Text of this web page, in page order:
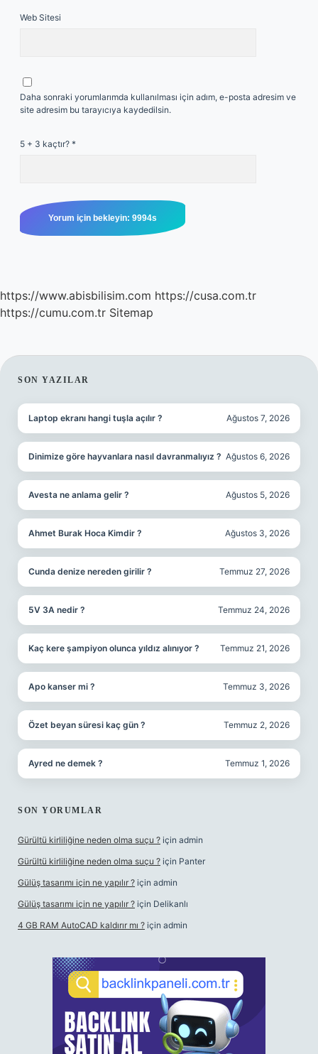
Web Sitesi
Daha sonraki yorumlarımda kullanılması için adım, e-posta adresim ve
site adresim bu tarayıcıya kaydedilsin.
5 + 3 kaçtır? *
https://www.abisbilisim.com https://cusa.com.tr
https://cumu.com.tr Sitemap
SIDEBAR
SON YAZILAR
Laptop ekranı hangi tuşla açılır ? Ağustos 7, 2026
Dinimize göre hayvanlara nasıl davranmalıyız ? Ağustos 6, 2026
Avesta ne anlama gelir ? Ağustos 5, 2026
Ahmet Burak Hoca Kimdir ? Ağustos 3, 2026
Cunda denize nereden girilir ? Temmuz 27, 2026
5V 3A nedir ? Temmuz 24, 2026
Kaç kere şampiyon olunca yıldız alınıyor ? Temmuz 21, 2026
Apo kanser mi ? Temmuz 3, 2026
Özet beyan süresi kaç gün ? Temmuz 2, 2026
Ayred ne demek ? Temmuz 1, 2026
SON YORUMLAR
Gürültü kirliliğine neden olma suçu ? için admin
Gürültü kirliliğine neden olma suçu ? için Panter
Gülüş tasarımı için ne yapılır ? için admin
Gülüş tasarımı için ne yapılır ? için Delikanlı
4 GB RAM AutoCAD kaldırır mı ? için admin